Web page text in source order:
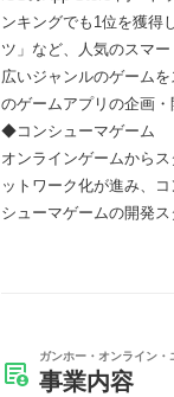
ンキングでも1位を獲得
ツ」など、人気のスマ
広いジャンルのゲーム
のゲームアプリの企画
◆コンシューマゲーム
オンラインゲームから
ットワーク化が進み、
シューマゲームの開発
ガンホー・オンライン
事業内容